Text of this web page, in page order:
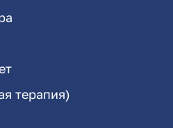
терапия)